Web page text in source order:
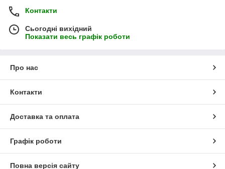
Контакти
Сьогодні вихідний
Показати весь графік роботи
Про нас
Контакти
Доставка та оплата
Графік роботи
Повна версія сайту